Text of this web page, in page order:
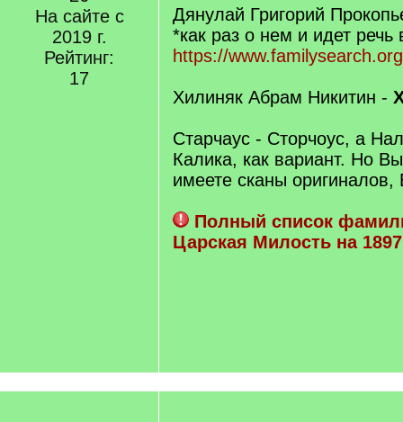
На сайте с
2019 г.
Рейтинг:
17
Дянулай Григорий
*как раз о нем и идет речь
https://
Хилиняк Абрам Никитин -
Старчаус - Сторчоус, а
Калика, как вариант. Но
имеете сканы
Полный список
Царская Милость на